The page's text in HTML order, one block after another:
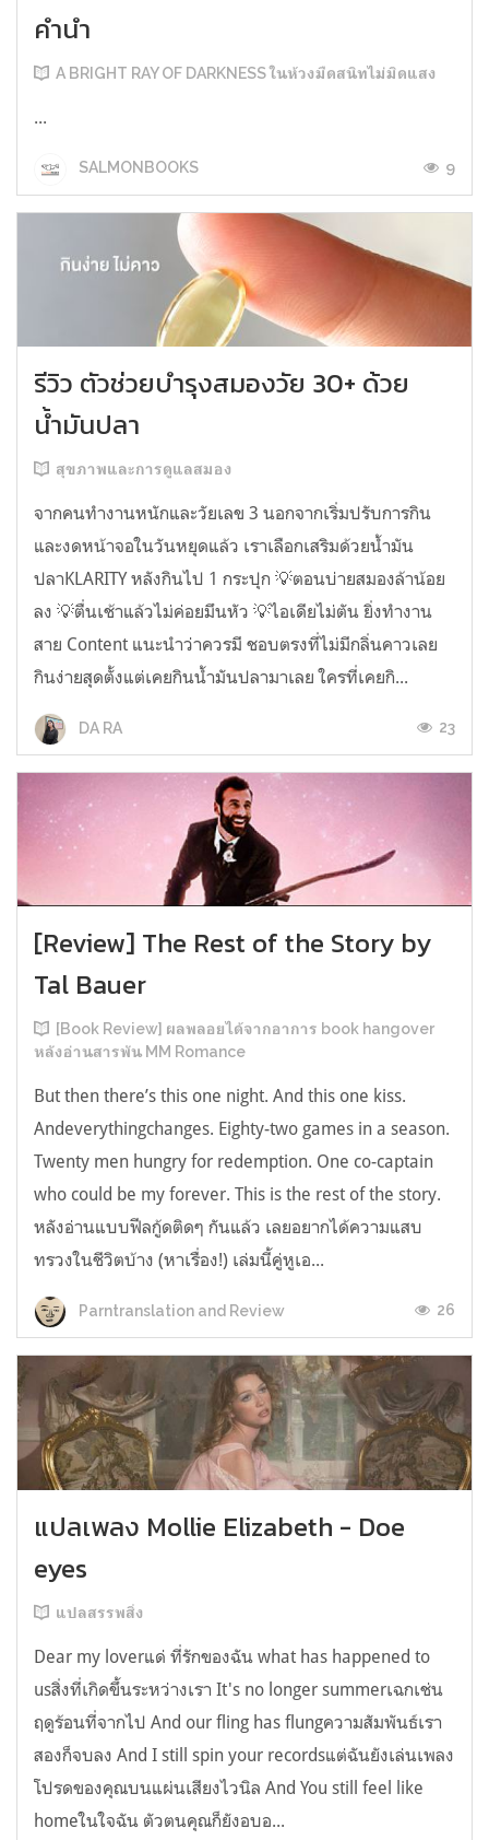
คำนำ
A BRIGHT RAY OF DARKNESS ในห้วงมืดสนิทไม่มิดแสง
...
SALMONBOOKS 9
รีวิว ตัวช่วยบำรุงสมองวัย 30+ ด้วย
น้ำมันปลา
สุขภาพและการดูแลสมอง
จากคนทำงานหนักและวัยเลข 3 นอกจากเริ่มปรับการกิน
และงดหน้าจอในวันหยุดแล้ว เราเลือกเสริมด้วยน้ำมัน
ปลาKLARITY หลังกินไป 1 กระปุก 💡ตอนบ่ายสมองล้าน้อย
ลง 💡ตื่นเช้าแล้วไม่ค่อยมึนหัว 💡ไอเดียไม่ตัน ยิ่งทำงาน
สาย Content แนะนำว่าควรมี ชอบตรงที่ไม่มีกลิ่นคาวเลย
กินง่ายสุดตั้งแต่เคยกินน้ำมันปลามาเลย ใครที่เคยกิ...
DA RA 23
[Review] The Rest of the Story by
Tal Bauer
[Book Review] ผลพลอยได้จากอาการ book hangover
หลังอ่านสารพัน MM Romance
But then there’s this one night. And this one kiss.
Andeverythingchanges. Eighty-two games in a season.
Twenty men hungry for redemption. One co-captain
who could be my forever. This is the rest of the story.
หลังอ่านแบบฟีลกู้ดติดๆ กันแล้ว เลยอยากได้ความแสบ
ทรวงในชีวิตบ้าง (หาเรื่อง!) เล่มนี้คู่หูเอ...
Parntranslation and Review 26
แปลเพลง Mollie Elizabeth - Doe
eyes
แปลสรรพสิ่ง
Dear my loverแด่ ที่รักของฉัน what has happened to
usสิ่งที่เกิดขึ้นระหว่างเรา It's no longer summerเฉกเช่น
ฤดูร้อนที่จากไป And our fling has flungความสัมพันธ์เรา
สองก็จบลง And I still spin your recordsแต่ฉันยังเล่นเพลง
โปรดของคุณบนแผ่นเสียงไวนิล And You still feel like
homeในใจฉัน ตัวตนคุณก็ยังอบอ...